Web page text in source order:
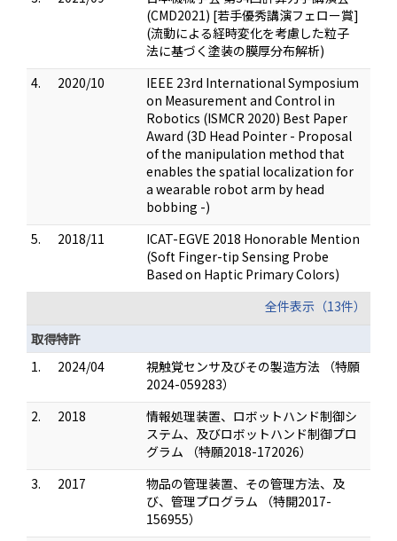
(CMD2021) [若手優秀講演フェロー賞]
(流動による経時変化を考慮した粒子
法に基づく塗装の膜厚分布解析)
4.
2020/10
IEEE 23rd International Symposium
on Measurement and Control in
Robotics (ISMCR 2020) Best Paper
Award (3D Head Pointer - Proposal
of the manipulation method that
enables the spatial localization for
a wearable robot arm by head
bobbing -)
5.
2018/11
ICAT-EGVE 2018 Honorable Mention
(Soft Finger-tip Sensing Probe
Based on Haptic Primary Colors)
全件表示（13件）
取得特許
1.
2024/04
視触覚センサ及びその製造方法 （特願
2024-059283）
2.
2018
情報処理装置、ロボットハンド制御シ
ステム、及びロボットハンド制御プロ
グラム （特願2018-172026）
3.
2017
物品の管理装置、その管理方法、及
び、管理プログラム （特開2017-
156955）